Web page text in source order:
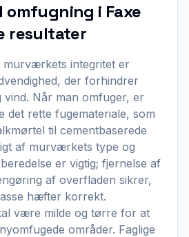
omfugning i Faxe
resultater
murværkets integritet er
der forhindrer
vind. Når man omfuger, er
det rette fugemateriale, som
til cementbaserede
af murværkets type og
er vigtig; fjernelse af
af overfladen sikrer,
hæfter korrekt.
være milde og tørre for at
områder. Faglige